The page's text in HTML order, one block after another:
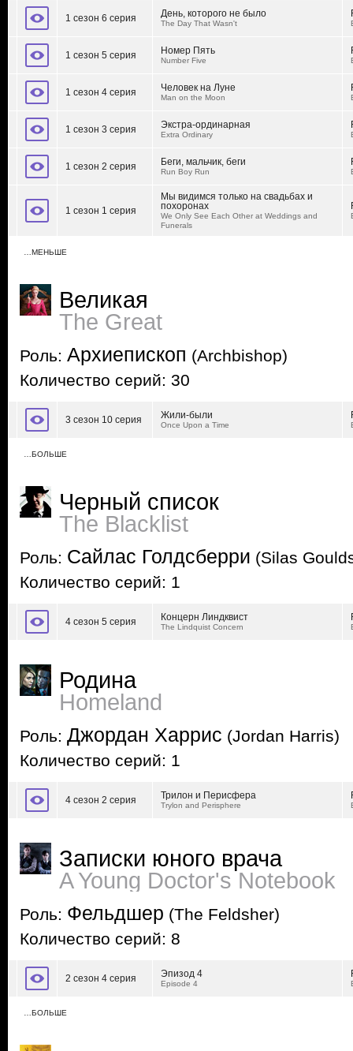
1 сезон 6 серия День, которого не было
The Day That Wasn't
1 сезон 5 серия Номер Пять
Number Five
1 сезон 4 серия Человек на Луне
Man on the Moon
1 сезон 3 серия Экстра-ординарная
Extra Ordinary
1 сезон 2 серия Беги, мальчик, беги
Run Boy Run
1 сезон 1 серия
Мы видимся только на свадьбах и
похоронах
We Only See Each Other at Weddings and
Funerals
…МЕНЬШЕ
Великая
The Great
Роль: Архиепископ (Archbishop)
Количество серий: 30
3 сезон 10 серия Жили-были
Once Upon a Time
…БОЛЬШЕ
Черный список
The Blacklist
Роль: Сайлас Голдсберри (Silas
Количество серий: 1
4 сезон 5 серия Концерн Линдквист
The Lindquist Concern
Родина
Homeland
Роль: Джордан Харрис (Jordan Harris)
Количество серий: 1
4 сезон 2 серия Трилон и Перисфера
Trylon and Perisphere
Записки юного врача
A Young Doctor's Notebook
Роль: Фельдшер (The Feldsher)
Количество серий: 8
2 сезон 4 серия Эпизод 4
Episode 4
…БОЛЬШЕ